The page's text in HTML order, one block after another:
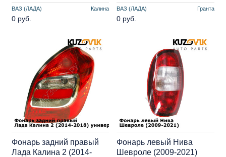
ВАЗ (ЛАДА) Калина
0 руб.
ВАЗ (ЛАДА) Гранта
0 руб.
Фонарь задний правый
Лада Калина 2 (2014-
Фонарь левый Нива
Шевроле (2009-2021)